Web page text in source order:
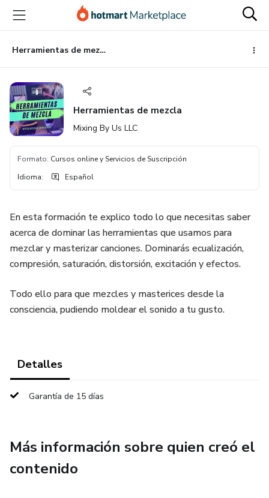
principal
página
de
página
Herramientas de mezcla
Herramientas de mezcla
Mixing By Us LLC
Formato: Cursos online y Servicios de Suscripción
Idioma: Español
En esta formación te explico todo lo que necesitas saber
acerca de dominar las herramientas que usamos para
mezclar y masterizar canciones. Dominarás ecualización,
compresión, saturación, distorsión, excitación y efectos.
Todo ello para que mezcles y masterices desde la
consciencia, pudiendo moldear el sonido a tu gusto.
Detalles
Garantía de 15 días
Más información sobre quien creó el
contenido